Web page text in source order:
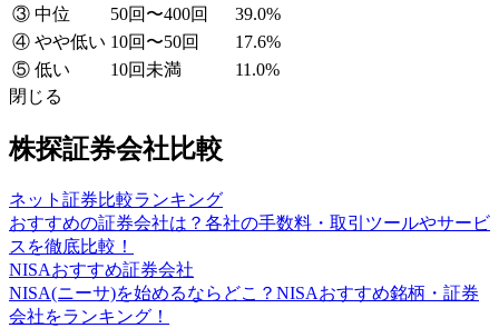
③ 中位
50回〜400回
39.0%
④ やや低い 10回〜50回
17.6%
⑤ 低い
10回未満
11.0%
閉じる
株探証券会社比較
ネット証券比較ランキング
おすすめの証券会社は？各社の手数料・取引ツールやサービ
スを徹底比較！
NISAおすすめ証券会社
NISA(ニーサ)を始めるならどこ？NISAおすすめ銘柄・証券
会社をランキング！